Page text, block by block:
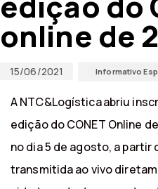
online de
15/06/2021 Informativo
A NTC&Logística abriu
edição do CONET Online
no dia 5 de agosto, a partir
transmitida ao vivo